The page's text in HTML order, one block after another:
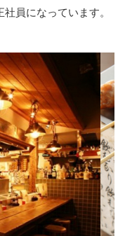
員になっています。